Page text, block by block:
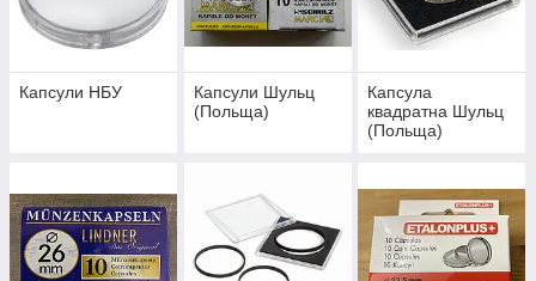
Капсули НБУ
Капсули Шульц
(Польща)
Капсула
квадратна Шульц
(Польща)